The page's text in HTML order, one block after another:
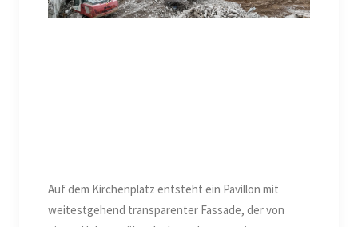
Auf dem Kirchenplatz entsteht ein Pavillon mit
weitestgehend transparenter Fassade, der von